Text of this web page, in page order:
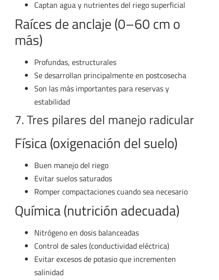
Captan agua y nutrientes del riego superficial
Raíces de anclaje (0–60 cm o
más)
Profundas, estructurales
Se desarrollan principalmente en postcosecha
Son las más importantes para reservas y
estabilidad
7. Tres pilares del manejo radicular
Física (oxigenación del suelo)
Buen manejo del riego
Evitar suelos saturados
Romper compactaciones cuando sea necesario
Química (nutrición adecuada)
Nitrógeno en dosis balanceadas
Control de sales (conductividad eléctrica)
Evitar excesos de potasio que incrementen
salinidad